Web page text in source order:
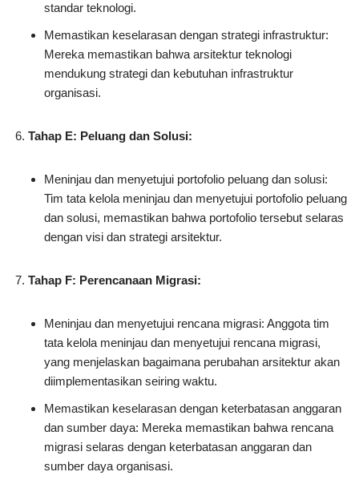
standar teknologi.
Memastikan keselarasan dengan strategi infrastruktur:
Mereka memastikan bahwa arsitektur teknologi
mendukung strategi dan kebutuhan infrastruktur
organisasi.
Tahap E: Peluang dan Solusi:
Meninjau dan menyetujui portofolio peluang dan solusi:
Tim tata kelola meninjau dan menyetujui portofolio peluang
dan solusi, memastikan bahwa portofolio tersebut selaras
dengan visi dan strategi arsitektur.
Tahap F: Perencanaan Migrasi:
Meninjau dan menyetujui rencana migrasi: Anggota tim
tata kelola meninjau dan menyetujui rencana migrasi,
yang menjelaskan bagaimana perubahan arsitektur akan
diimplementasikan seiring waktu.
Memastikan keselarasan dengan keterbatasan anggaran
dan sumber daya: Mereka memastikan bahwa rencana
migrasi selaras dengan keterbatasan anggaran dan
sumber daya organisasi.